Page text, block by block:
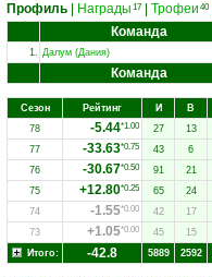
Профиль Награды 17 Трофеи 40|
Команда
1. Далум (Дания)
Команда
Сезон Рейтинг И В
78
-5.44*1.00 27 13
77
-33.63*0.75 43 6
76
-30.67*0.50 91 21
75
+12.80*0.25 65 24
74
-1.55*0.00 42 17
73
+1.05*0.00 45 15
Итого:
-42.8 5889 2592